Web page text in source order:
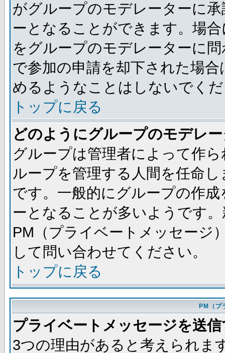
がグループのモデレーターに
ーとなることができます。場
をグループのモデレーターに
で参加の申請を却下された場
めるようなことはしないでく
トップに戻る
どのようにグループのモデレ
グループは管理者によって作
ループを管理する人間を任命
です。一般的にグループの作
ーとなることが多いようです
PM（プライベートメッセージ
して問い合わせてください。
トップに戻る
PM（プ
プライベートメッセージを送
3つの理由があると考えられま